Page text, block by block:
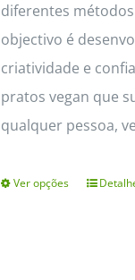
diferentes
objectivo é
criatividade e
pratos vegan que
qualquer pessoa,
Ver opções
This